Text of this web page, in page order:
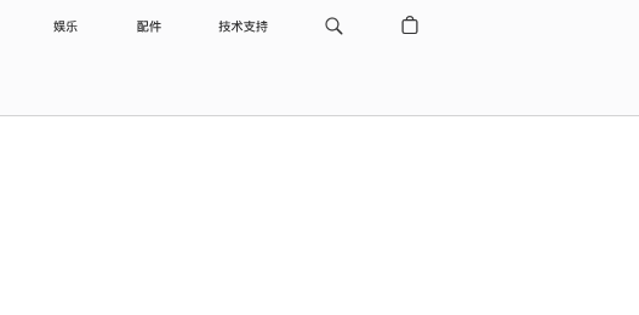
娱乐 配件 技术支持